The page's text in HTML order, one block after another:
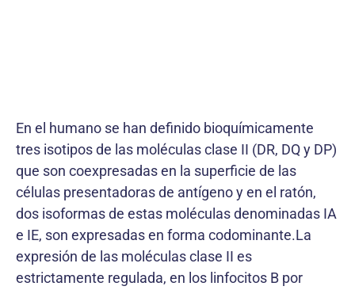
En el humano se han definido bioquímicamente
tres isotipos de las moléculas clase II (DR, DQ y DP)
que son coexpresadas en la superficie de las
células presentadoras de antígeno y en el ratón,
dos isoformas de estas moléculas denominadas IA
e IE, son expresadas en forma codominante.La
expresión de las moléculas clase II es
estrictamente regulada, en los linfocitos B por